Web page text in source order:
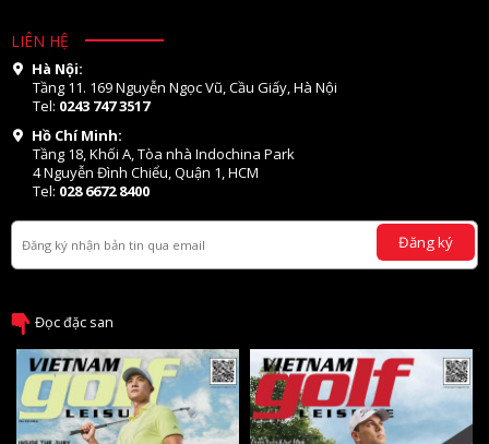
LIÊN HỆ
Hà Nội:
Tầng 11. 169 Nguyễn Ngọc Vũ, Cầu Giấy, Hà Nội
Tel: 0243 747 3517
Hồ Chí Minh:
Tầng 18, Khối A, Tòa nhà Indochina Park
4 Nguyễn Đình Chiểu, Quận 1, HCM
Tel: 028 6672 8400
Đăng ký
Đọc đặc san